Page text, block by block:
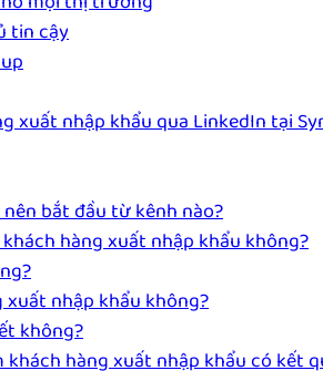
tin cậy
xuất nhập khẩu qua LinkedIn tại
bắt đầu từ kênh nào?
hàng xuất nhập khẩu không?
nhập khẩu không?
không?
hàng xuất nhập khẩu có kết